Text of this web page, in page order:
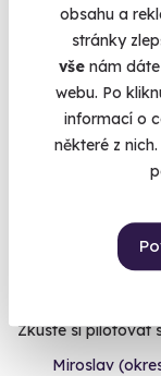
obsahu a
stránky
vše nám
webu. Po
informací o
některé z
Zkuste si pilotovat
Miroslav